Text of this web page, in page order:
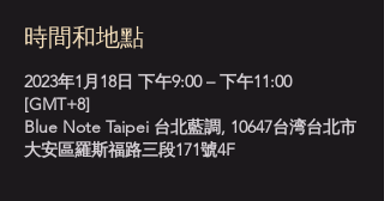
時間和地點
2023年1月18日 下午9:00 – 下午11:00
[GMT+8]
Blue Note Taipei 台北藍調, 10647台湾台北市
大安區羅斯福路三段171號4F